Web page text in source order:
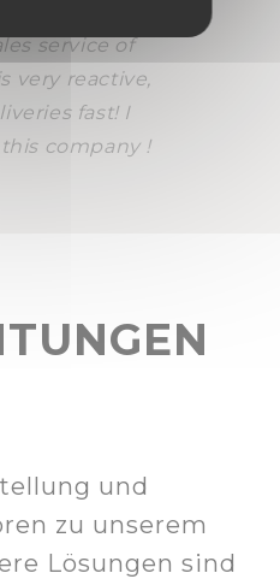
service of
very reactive,
fast! I
company !
und
zu unserem
Lösungen sind